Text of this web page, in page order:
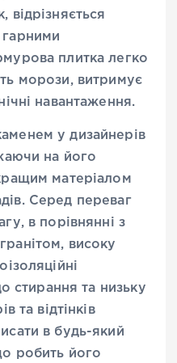
відрізняється
плитка легко
морози, витримує
навантаження.
у дизайнерів
на його
матеріалом
Серед переваг
в порівнянні з
високу
стирання та низьку
та відтінків
в будь-який
робить його